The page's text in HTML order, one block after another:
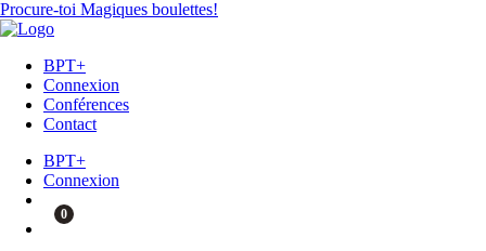
Procure-toi Magiques boulettes!
BPT+
Connexion
Conférences
Contact
BPT+
Connexion
0